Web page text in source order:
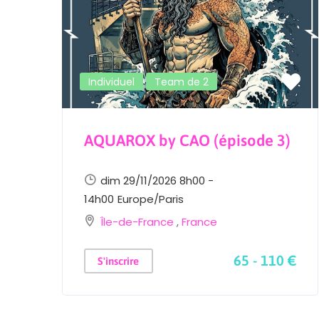
Knee raises / Single unders / Half Wall
High box step-ups
C&J : 25 kg
Snatch : 15 kg
KB : 2×8 kg
Matériel personnel
Les athlètes doivent apporter :
Individuel Team de 2
AQUAROX by CAO (épisode 3)
dim 29/11/2026 8h00 -
14h00 Europe/Paris
Île-de-France ,France
S'inscrire 65 - 110 €